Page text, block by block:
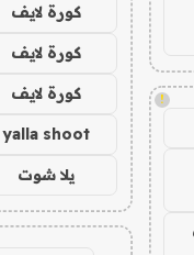
!
كورة لايف
كورة لايف
كورة لايف
yalla shoot
يلا شوت